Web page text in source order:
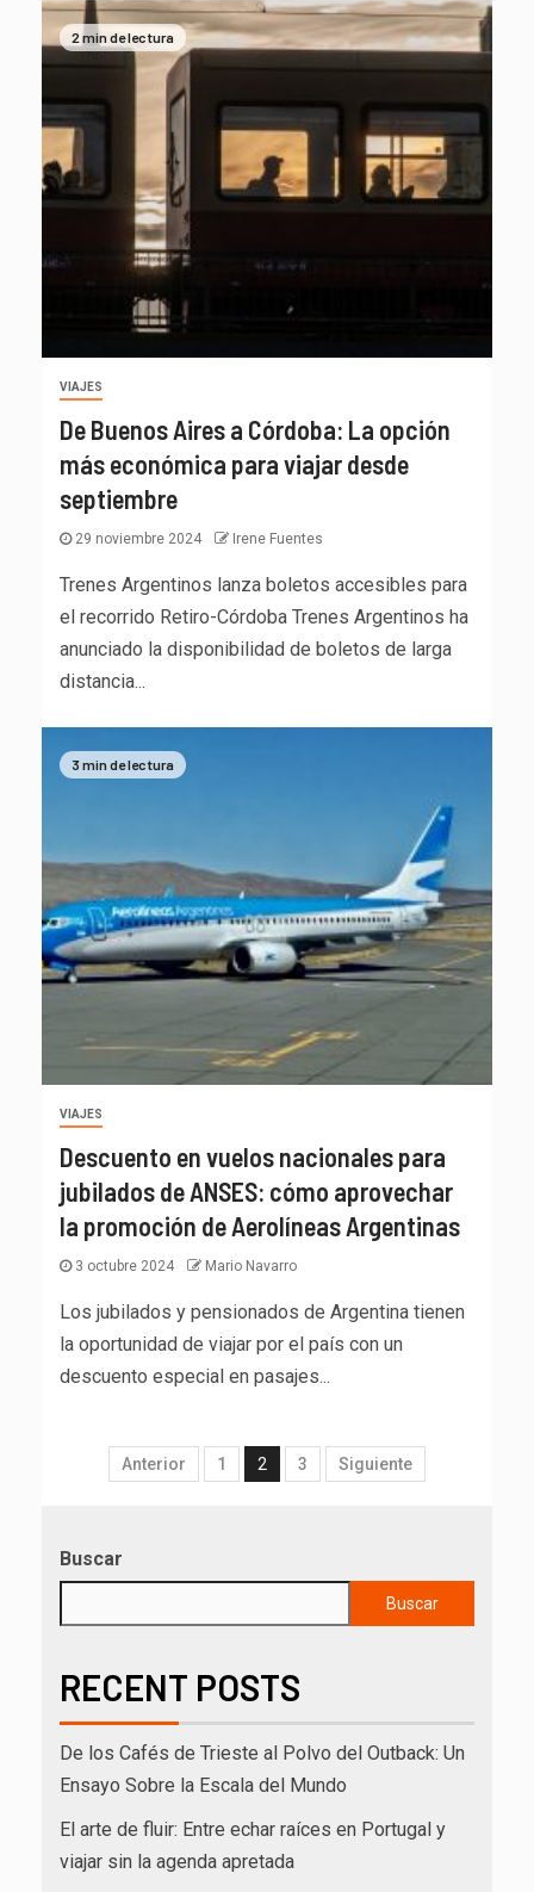
2 min de lectura
VIAJES
De Buenos Aires a Córdoba: La opción
más económica para viajar desde
septiembre
29 noviembre 2024 Irene Fuentes
Trenes Argentinos lanza boletos accesibles para
el recorrido Retiro-Córdoba Trenes Argentinos ha
anunciado la disponibilidad de boletos de larga
distancia...
3 min de lectura
VIAJES
Descuento en vuelos nacionales para
jubilados de ANSES: cómo aprovechar
la promoción de Aerolíneas Argentinas
3 octubre 2024 Mario Navarro
Los jubilados y pensionados de Argentina tienen
la oportunidad de viajar por el país con un
descuento especial en pasajes...
Anterior 1 2 3 Siguiente
Buscar
Buscar
RECENT POSTS
De los Cafés de Trieste al Polvo del Outback: Un
Ensayo Sobre la Escala del Mundo
El arte de fluir: Entre echar raíces en Portugal y
viajar sin la agenda apretada